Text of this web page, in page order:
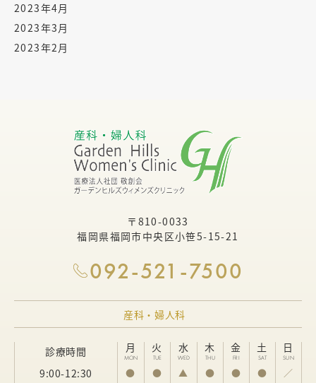
2023年4月
2023年3月
2023年2月
〒810-0033
福岡県福岡市中央区小笹5-15-21
092-521-7500
産科・婦人科
診療時間 月
MON
火
TUE
水
WED
木
THU
金
FRI
土
SAT
日
SUN
9:00-12:30 ● ● ▲ ● ● ● ／